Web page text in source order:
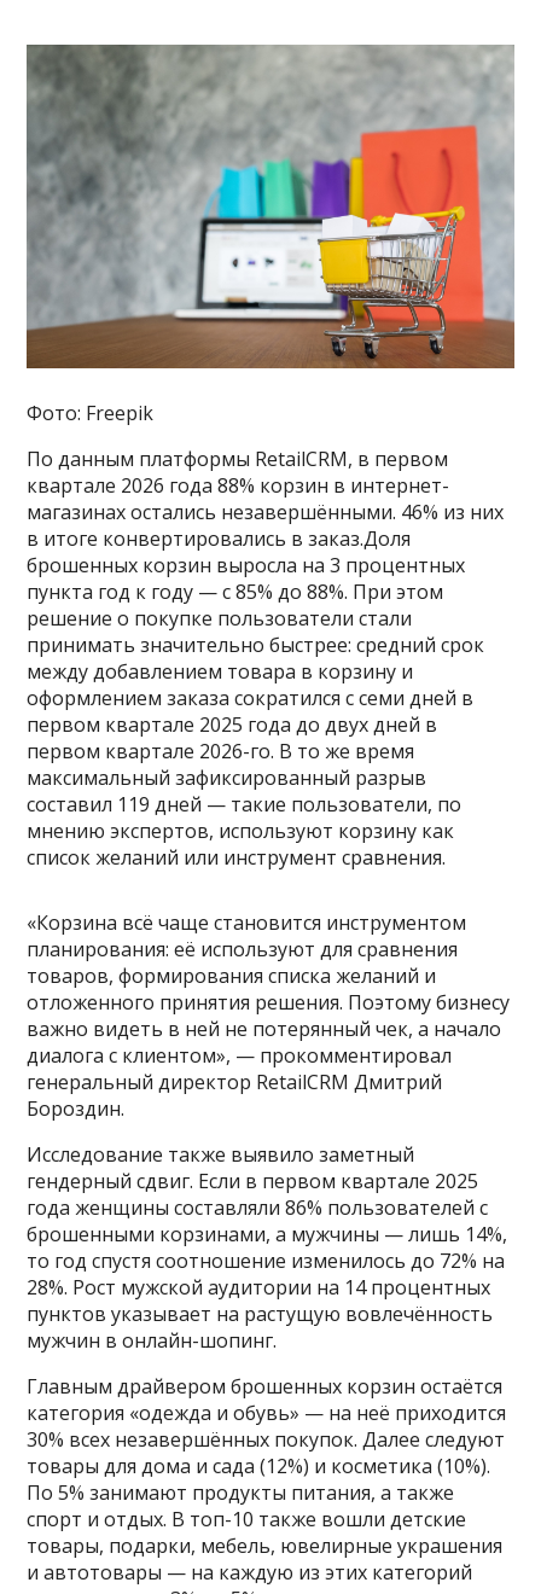
Фото: Freepik
По данным платформы RetailCRM, в первом
квартале 2026 года 88% корзин в интернет-
магазинах остались незавершёнными. 46% из них
в итоге конвертировались в заказ.Доля
брошенных корзин выросла на 3 процентных
пункта год к году — с 85% до 88%. При этом
решение о покупке пользователи стали
принимать значительно быстрее: средний срок
между добавлением товара в корзину и
оформлением заказа сократился с семи дней в
первом квартале 2025 года до двух дней в
первом квартале 2026-го. В то же время
максимальный зафиксированный разрыв
составил 119 дней — такие пользователи, по
мнению экспертов, используют корзину как
список желаний или инструмент сравнения.
«Корзина всё чаще становится инструментом
планирования: её используют для сравнения
товаров, формирования списка желаний и
отложенного принятия решения. Поэтому бизнесу
важно видеть в ней не потерянный чек, а начало
диалога с клиентом», — прокомментировал
генеральный директор RetailCRM Дмитрий
Бороздин.
Исследование также выявило заметный
гендерный сдвиг. Если в первом квартале 2025
года женщины составляли 86% пользователей с
брошенными корзинами, а мужчины — лишь 14%,
то год спустя соотношение изменилось до 72% на
28%. Рост мужской аудитории на 14 процентных
пунктов указывает на растущую вовлечённость
мужчин в онлайн-шопинг.
Главным драйвером брошенных корзин остаётся
категория «одежда и обувь» — на неё приходится
30% всех незавершённых покупок. Далее следуют
товары для дома и сада (12%) и косметика (10%).
По 5% занимают продукты питания, а также
спорт и отдых. В топ-10 также вошли детские
товары, подарки, мебель, ювелирные украшения
и автотовары — на каждую из этих категорий